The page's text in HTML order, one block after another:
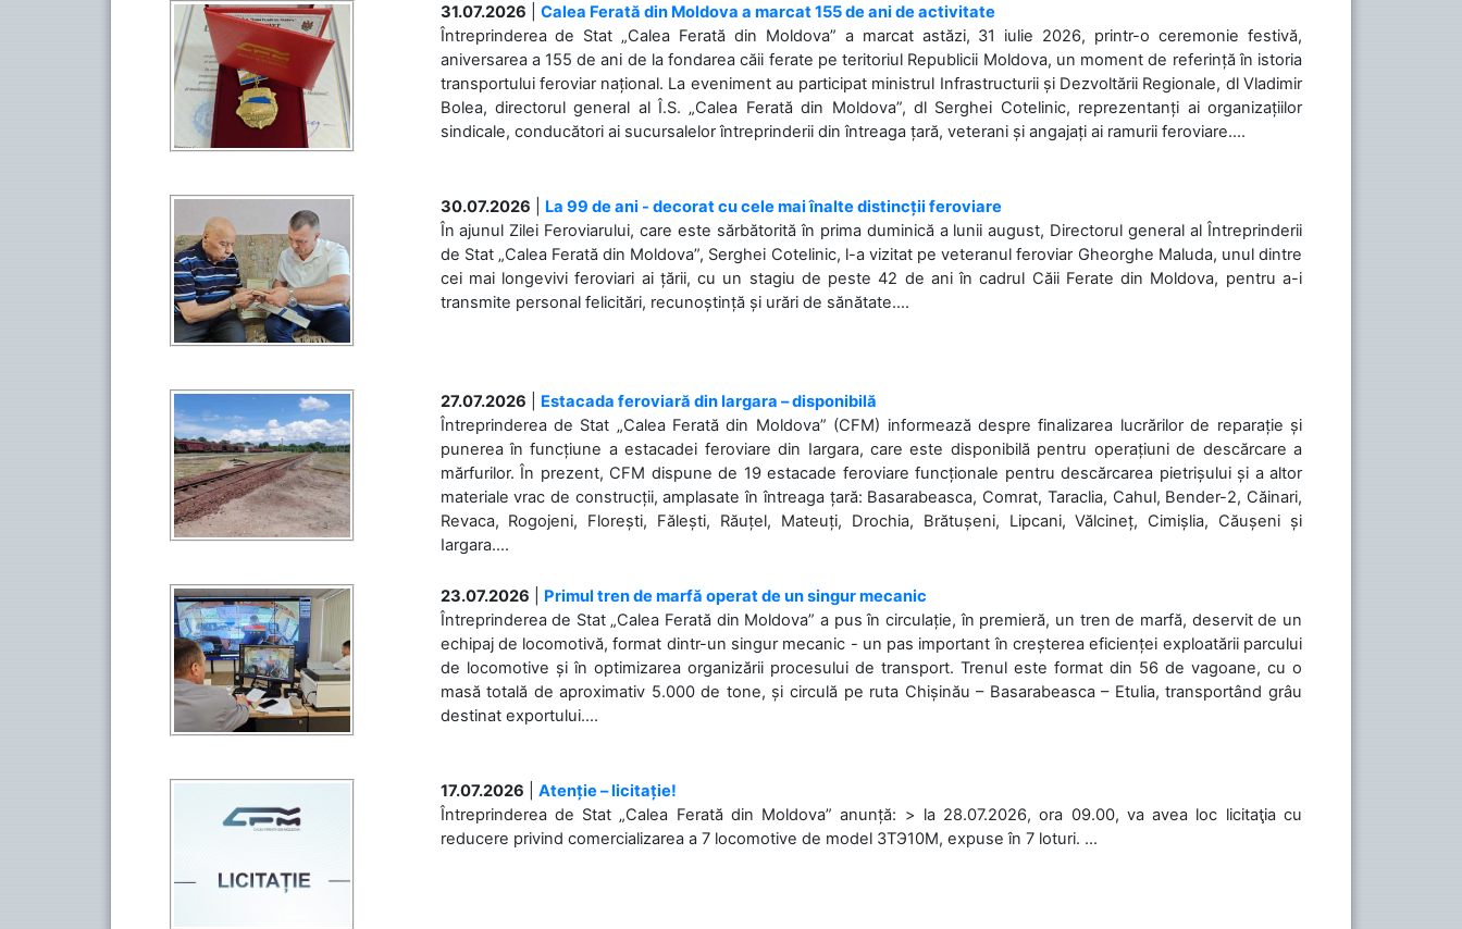
31.07.2026
Calea Ferată din Moldova a marcat 155 de ani de activitate
Întreprinderea de Stat „Calea Ferată din Moldova” a marcat astăzi, 31 iulie 2026, printr-o ceremonie festivă,
aniversarea a 155 de ani de la fondarea căii ferate pe teritoriul Republicii Moldova, un moment de referință în istoria
transportului feroviar național. La eveniment au participat ministrul Infrastructurii și Dezvoltării Regionale, dl Vladimir
Bolea, directorul general al Î.S. „Calea Ferată din Moldova”, dl Serghei Cotelinic, reprezentanți ai organizațiilor
sindicale, conducători ai sucursalelor întreprinderii din întreaga țară, veterani și angajați ai ramurii feroviare....
30.07.2026
La 99 de ani - decorat cu cele mai înalte distincții feroviare
În ajunul Zilei Feroviarului, care este sărbătorită în prima duminică a lunii august, Directorul general al Întreprinderii
de Stat „Calea Ferată din Moldova”, Serghei Cotelinic, l-a vizitat pe veteranul feroviar Gheorghe Maluda, unul dintre
cei mai longevivi feroviari ai țării, cu un stagiu de peste 42 de ani în cadrul Căii Ferate din Moldova, pentru a-i
transmite personal felicitări, recunoștință și urări de sănătate....
27.07.2026
Estacada feroviară din Iargara – disponibilă
Întreprinderea de Stat „Calea Ferată din Moldova” (CFM) informează despre finalizarea lucrărilor de reparație și
punerea în funcțiune a estacadei feroviare din Iargara, care este disponibilă pentru operațiuni de descărcare a
mărfurilor. În prezent, CFM dispune de 19 estacade feroviare funcționale pentru descărcarea pietrișului și a altor
materiale vrac de construcții, amplasate în întreaga țară: Basarabeasca, Comrat, Taraclia, Cahul, Bender-2, Căinari,
Revaca, Rogojeni, Florești, Fălești, Răuțel, Mateuți, Drochia, Brătușeni, Lipcani, Vălcineț, Cimișlia, Căușeni și
Iargara....
23.07.2026
Primul tren de marfă operat de un singur mecanic
Întreprinderea de Stat „Calea Ferată din Moldova” a pus în circulație, în premieră, un tren de marfă, deservit de un
echipaj de locomotivă, format dintr-un singur mecanic - un pas important în creșterea eficienței exploatării parcului
de locomotive și în optimizarea organizării procesului de transport. Trenul este format din 56 de vagoane, cu o
masă totală de aproximativ 5.000 de tone, și circulă pe ruta Chișinău – Basarabeasca – Etulia, transportând grâu
destinat exportului....
17.07.2026
Atenție – licitație!
Întreprinderea de Stat „Calea Ferată din Moldova” anunță: > la 28.07.2026, ora 09.00, va avea loc licitaţia cu
reducere privind comercializarea a 7 locomotive de model 3ТЭ10М, expuse în 7 loturi. ...